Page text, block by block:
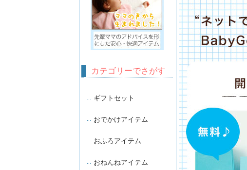
カテゴリーでさがす
ギフトセット
おでかけアイテム
おふろアイテム
おねんねアイテム